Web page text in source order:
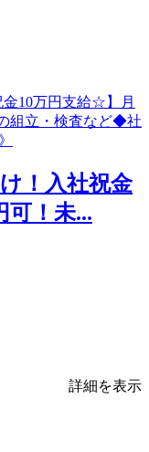
！入社祝金
可！未...
詳細を表示